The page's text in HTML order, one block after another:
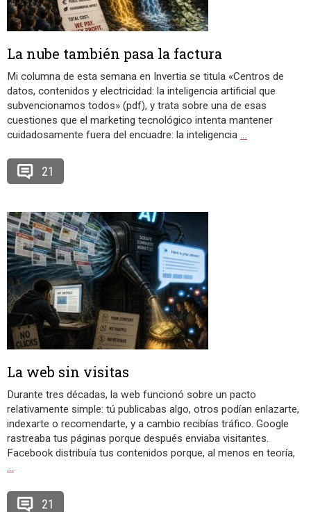
La nube también pasa la factura
Mi columna de esta semana en Invertia se titula «Centros de
datos, contenidos y electricidad: la inteligencia artificial que
subvencionamos todos» (pdf), y trata sobre una de esas
cuestiones que el marketing tecnológico intenta mantener
cuidadosamente fuera del encuadre: la inteligencia …
21
La web sin visitas
Durante tres décadas, la web funcionó sobre un pacto
relativamente simple: tú publicabas algo, otros podían enlazarte,
indexarte o recomendarte, y a cambio recibías tráfico. Google
rastreaba tus páginas porque después enviaba visitantes.
Facebook distribuía tus contenidos porque, al menos en teoría,
…
21